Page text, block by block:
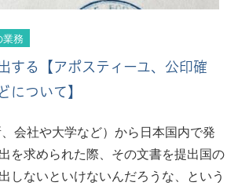
業務
する【アポスティーユ、公印確
について】
会社や大学など）から日本国内で発
を求められた際、その文書を提出国の
しないといけないんだろうな、という